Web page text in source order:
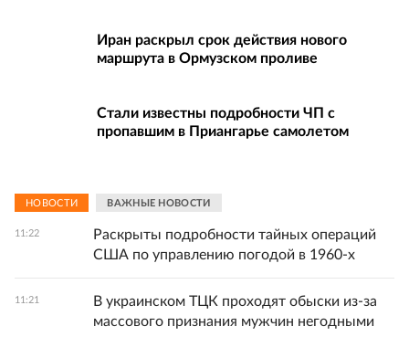
Иран раскрыл срок действия нового
маршрута в Ормузском проливе
Стали известны подробности ЧП с
пропавшим в Приангарье самолетом
НОВОСТИ ВАЖНЫЕ НОВОСТИ
11:22
Раскрыты подробности тайных операций
США по управлению погодой в 1960-х
11:21
В украинском ТЦК проходят обыски из-за
массового признания мужчин негодными